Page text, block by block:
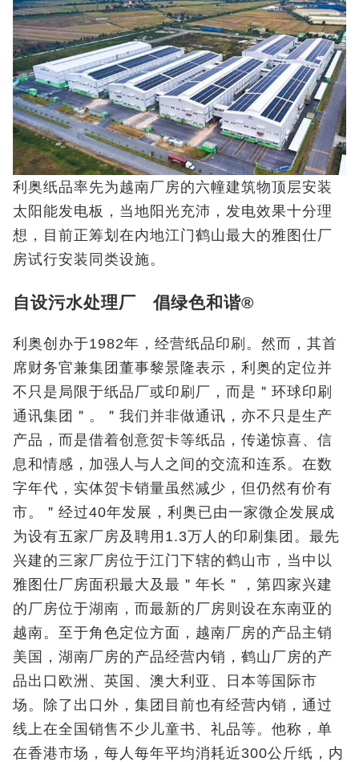
利奥纸品率先为越南厂房的六幢建筑物顶层安装
太阳能发电板，当地阳光充沛，发电效果十分理
想，目前正筹划在内地江门鹤山最大的雅图仕厂
房试行安装同类设施。
自设污水处理厂 倡绿色和谐®
利奥创办于1982年，经营纸品印刷。然而，其首
席财务官兼集团董事黎景隆表示，利奥的定位并
不只是局限于纸品厂或印刷厂，而是＂环球印刷
通讯集团＂。＂我们并非做通讯，亦不只是生产
产品，而是借着创意贺卡等纸品，传递惊喜、信
息和情感，加强人与人之间的交流和连系。在数
字年代，实体贺卡销量虽然减少，但仍然有价有
市。＂经过40年发展，利奥已由一家微企发展成
为设有五家厂房及聘用1.3万人的印刷集团。最先
兴建的三家厂房位于江门下辖的鹤山市，当中以
雅图仕厂房面积最大及最＂年长＂，第四家兴建
的厂房位于湖南，而最新的厂房则设在东南亚的
越南。至于角色定位方面，越南厂房的产品主销
美国，湖南厂房的产品经营内销，鹤山厂房的产
品出口欧洲、英国、澳大利亚、日本等国际市
场。除了出口外，集团目前也有经营内销，通过
线上在全国销售不少儿童书、礼品等。他称，单
在香港市场，每人每年平均消耗近300公斤纸，内